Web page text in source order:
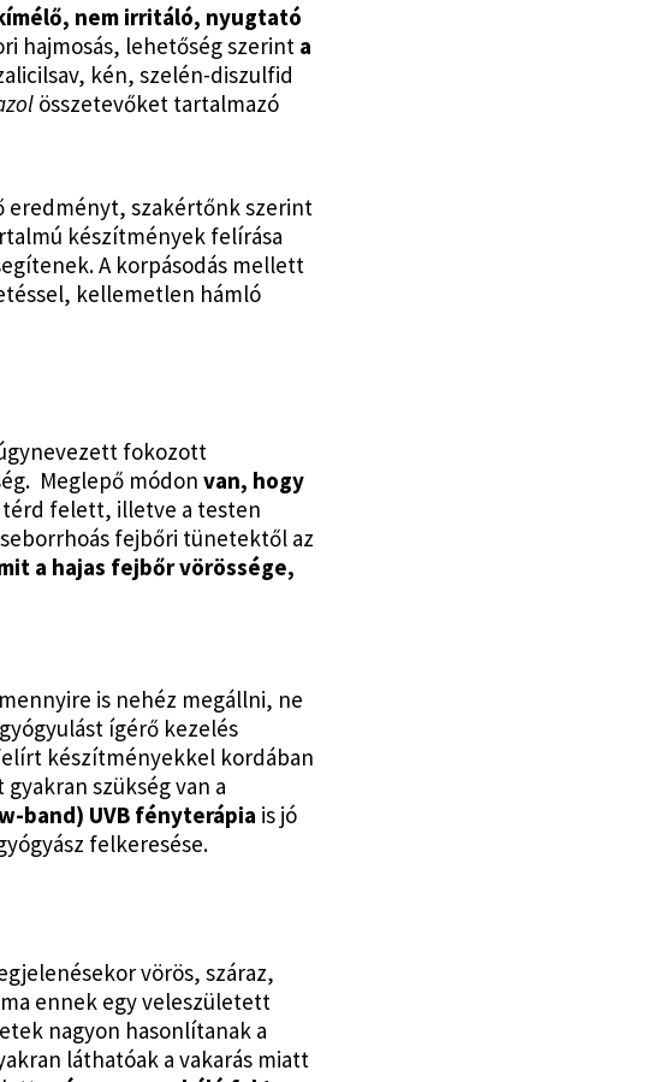
nem irritáló, nyugtató
hajmosás, lehetőség szerint a
kén, szelén-diszulfid
összetevőket tartalmazó
eredményt, szakértőnk szerint
készítmények felírása
A korpásodás mellett
kellemetlen hámló
fokozott
Meglepő módon van, hogy
térd felett, illetve a testen
fejbőri tünetektől az
a hajas fejbőr vörössége,
is nehéz megállni, ne
ígérő kezelés
készítményekkel kordában
szükség van a
band) UVB fényterápia is jó
felkeresése.
vörös, száraz,
ennek egy veleszületett
nagyon hasonlítanak a
láthatóak a vakarás miatt